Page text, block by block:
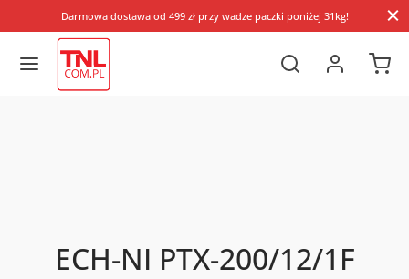
Darmowa dostawa od 499 zł przy wadze paczki poniżej 31kg!
ECH-NI PTX-200/12/1F